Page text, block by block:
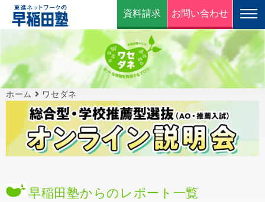
資料請求 お問い合わせ
ホーム ワセダネ
早稲田塾からのレポート一覧